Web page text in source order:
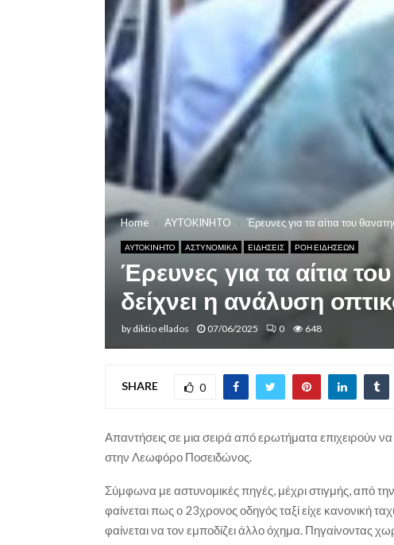
Home AYTOKINHTO Έρευνες για τα αίτια του
AYTOKINHTO ΑΣΤΥΝΟΜΙΚΑ ΕΙΔΗΣΕΙΣ ΡΟΗ ΕΙΔΗΣΕΩΝ
Έρευνες για τα αίτια
δείχνει η ανάλυση
by diktio ellados 07/06/2025 0 648
SHARE 0
Απαντήσεις σε μια σειρά από ερωτήματα επιχειρούν
στην Λεωφόρο Ποσειδώνος.
Σύμφωνα με αστυνομικές πηγές, μέχρι στιγμής, από
φαίνεται πως ο 23χρονος οδηγός ταξί είχε κανονική
φαίνεται να τον εμποδίζει άλλο όχημα. Πηγαίνοντας